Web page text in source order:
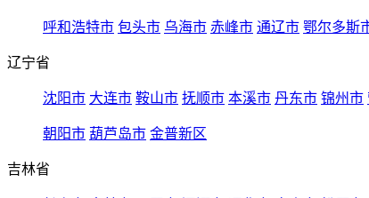
呼和浩特市 包头市 乌海市 赤峰市 通辽市 鄂尔多斯
辽宁省
沈阳市 大连市 鞍山市 抚顺市 本溪市 丹东市 锦州市
朝阳市 葫芦岛市 金普新区
吉林省